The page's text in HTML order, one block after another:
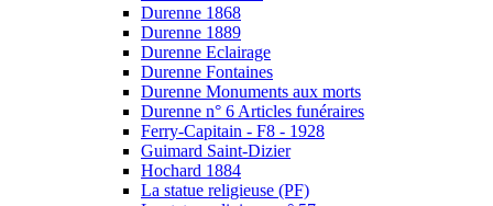
Durenne 1868
Durenne 1889
Durenne Eclairage
Durenne Fontaines
Durenne Monuments aux morts
Durenne n° 6 Articles funéraires
Ferry-Capitain - F8 - 1928
Guimard Saint-Dizier
Hochard 1884
La statue religieuse (PF)